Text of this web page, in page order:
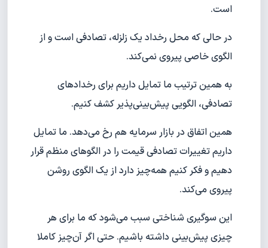
است.
در حالی که محل رخداد یک زلزله، تصادفی است و از
الگوی خاصی پیروی نمی‌کند.
به همین ترتیب ما تمایل داریم برای رخدادهای
تصادفی، الگویی پیش‌بینی‌پذیر کشف کنیم.
همین اتفاق در بازار سرمایه هم رخ می‌دهد. ما تمایل
داریم تغییرات تصادفی قیمت را در الگوهای منظم قرار
دهیم و فکر کنیم همه‌چیز دارد از یک الگوی روشن
پیروی می‌کند.
این سوگیری شناختی سبب می‌شود که ما برای هر
چیزی پیش‌بینی داشته باشیم. حتی اگر آن‌چیز کاملا